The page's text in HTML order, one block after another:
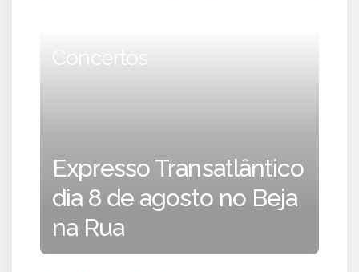
Concertos
Expresso Transatlântico
dia 8 de agosto no Beja
na Rua